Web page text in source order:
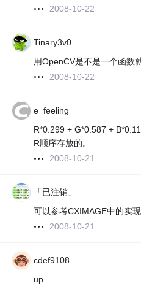
2008-10-22
Tinary3v0
用OpenCV是不是一个函数
2008-10-22
e_feeling
R*0.299 + G*0.587 +
R顺序存放的。
2008-10-21
「已注销」
可以参考CXIMAGE中的实现
2008-10-21
cdef9108
up